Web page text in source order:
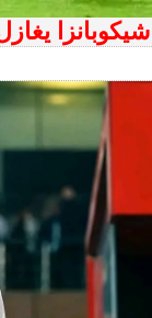
شيكوبانزا